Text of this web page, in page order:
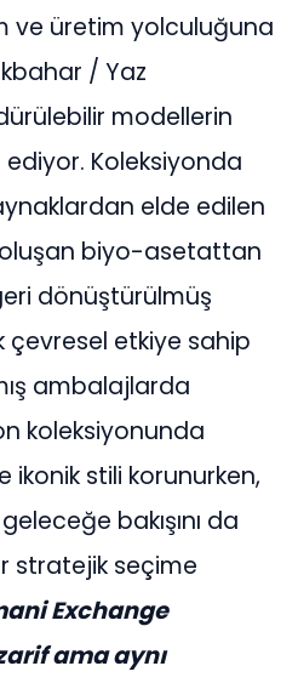
ve üretim yolculuğuna
/ Yaz
modellerin
Koleksiyonda
elde edilen
biyo-asetattan
dönüştürülmüş
etkiye sahip
ambalajlarda
koleksiyonunda
ikonik stili korunurken,
bakışını da
stratejik seçime
Exchange
ama aynı